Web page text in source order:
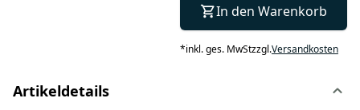
In den Warenkorb
*inkl. ges. MwStzzgl.Versandkosten
Artikeldetails